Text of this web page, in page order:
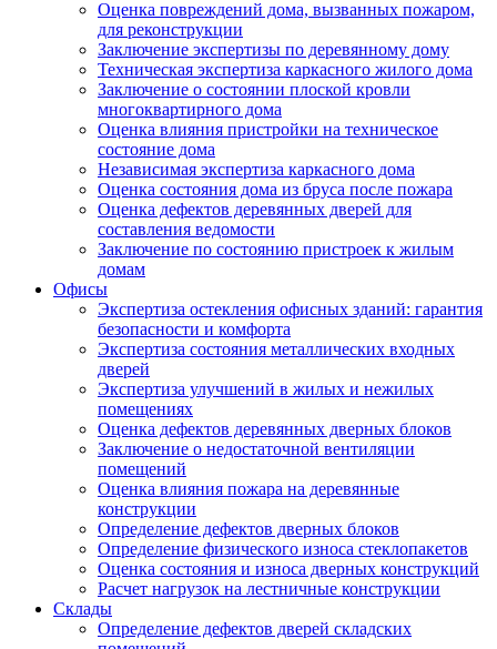
Оценка повреждений дома, вызванных пожаром,
для реконструкции
Заключение экспертизы по деревянному дому
Техническая экспертиза каркасного жилого дома
Заключение о состоянии плоской кровли
многоквартирного дома
Оценка влияния пристройки на техническое
состояние дома
Независимая экспертиза каркасного дома
Оценка состояния дома из бруса после пожара
Оценка дефектов деревянных дверей для
составления ведомости
Заключение по состоянию пристроек к жилым
домам
Офисы
Экспертиза остекления офисных зданий: гарантия
безопасности и комфорта
Экспертиза состояния металлических входных
дверей
Экспертиза улучшений в жилых и нежилых
помещениях
Оценка дефектов деревянных дверных блоков
Заключение о недостаточной вентиляции
помещений
Оценка влияния пожара на деревянные
конструкции
Определение дефектов дверных блоков
Определение физического износа стеклопакетов
Оценка состояния и износа дверных конструкций
Расчет нагрузок на лестничные конструкции
Склады
Определение дефектов дверей складских